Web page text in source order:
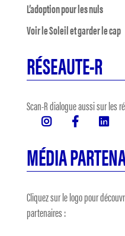
L’adoption pour les nuls
Voir le Soleil et garder le cap
RÉSEAUTE-R
Scan-R dialogue aussi sur les
MÉDIA
Cliquez sur le logo pour
partenaires :